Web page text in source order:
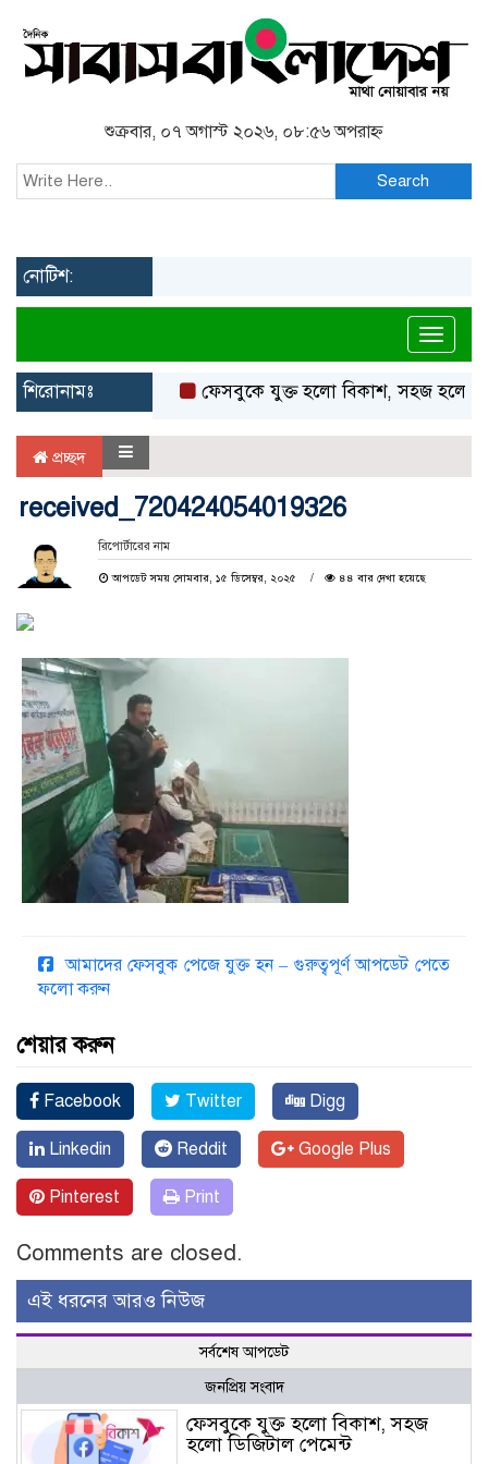
শুক্রবার, ০৭ অগাস্ট ২০২৬, ০৮:৫৬ অপরাহ্ন
Search
নোটিশ:
শিরোনামঃ ফেসবুকে যুক্ত হলো বিকাশ, সহজ হলো
প্রচ্ছদ
received_720424054019326
রিপোর্টারের নাম
আপডেট সময় সোমবার, ১৫ ডিসেম্বর, ২০২৫ ৪৪ বার দেখা হয়েছে
আমাদের ফেসবুক পেজে যুক্ত হন – গুরুত্বপূর্ণ আপডেট পেতে
ফলো করুন
শেয়ার করুন
Facebook Twitter Digg
Linkedin Reddit Google Plus
Pinterest Print
Comments are closed.
এই ধরনের আরও নিউজ
সর্বশেষ আপডেট
জনপ্রিয় সংবাদ
ফেসবুকে যুক্ত হলো বিকাশ, সহজ
হলো ডিজিটাল পেমেন্ট